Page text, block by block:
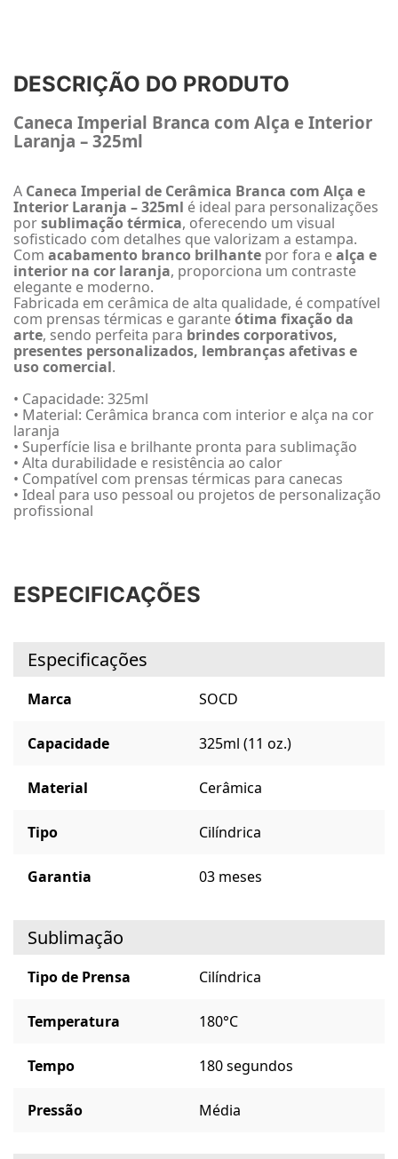
DESCRIÇÃO DO PRODUTO
Caneca Imperial Branca com Alça e Interior
Laranja – 325ml
A Caneca Imperial de Cerâmica Branca com Alça e
Interior Laranja – 325ml é ideal para personalizações
porsublimação térmica, oferecendo um visual
sofisticado com detalhes que valorizam a estampa.
Com acabamento branco brilhante por fora ealça e
interior na cor laranja, proporciona um contraste
elegante e moderno.
Fabricada em cerâmica de alta qualidade, é compatível
com prensas térmicas e garanteótima fixação da
arte, sendo perfeita para brindes corporativos,
presentes personalizados, lembranças afetivas e
uso comercial.
• Capacidade: 325ml
• Material: Cerâmica branca com interior e alça na cor
laranja
• Superfície lisa e brilhante pronta para sublimação
• Alta durabilidade e resistência ao calor
• Compatível com prensas térmicas para canecas
• Ideal para uso pessoal ou projetos de personalização
profissional
ESPECIFICAÇÕES
Especificações
Marca SOCD
Capacidade 325ml (11 oz.)
Material Cerâmica
Tipo Cilíndrica
Garantia 03 meses
Sublimação
Tipo de Prensa Cilíndrica
Temperatura 180°C
Tempo 180 segundos
Pressão Média